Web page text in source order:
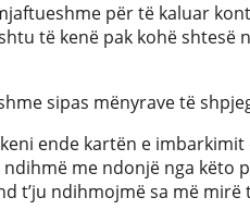
për të kaluar
të kenë pak kohë shtesë
sipas mënyrave të
ende kartën e imbarkimit
me ndonjë nga këto
t’ju ndihmojmë sa më mirë